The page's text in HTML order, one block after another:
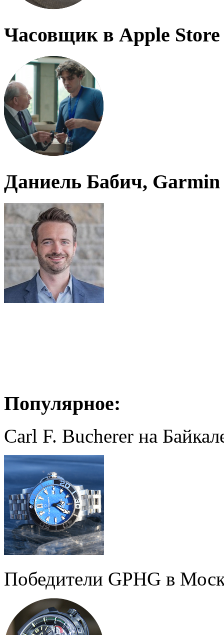
Часовщик в Apple Store
Даниель Бабич, Garmin
Популярное:
Carl F. Bucherer на
Победители GPHG в